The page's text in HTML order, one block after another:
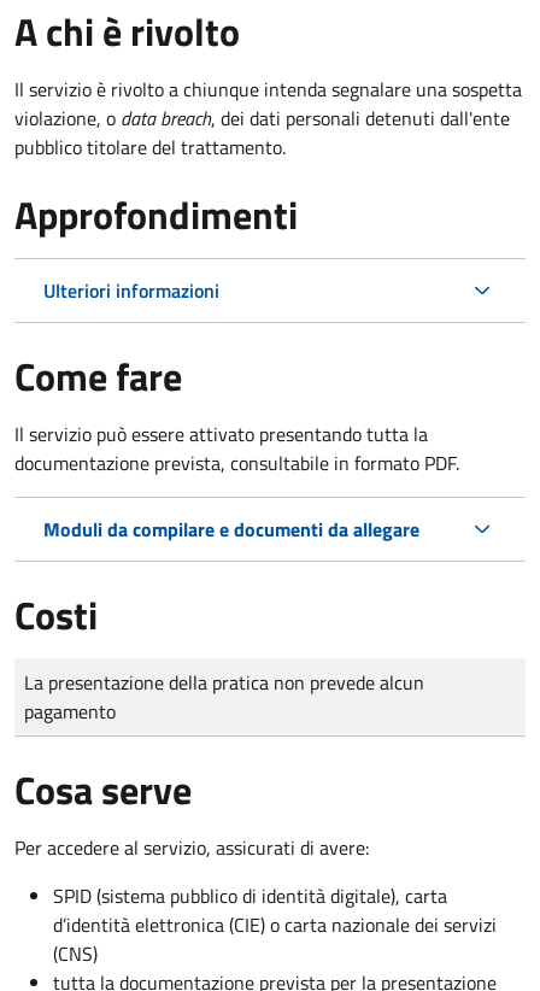
A chi è rivolto
Il servizio è rivolto a chiunque intenda segnalare una sospetta
violazione, o data breach, dei dati personali detenuti dall'ente
pubblico titolare del trattamento.
Approfondimenti
Ulteriori informazioni
Come fare
Il servizio può essere attivato presentando tutta la
documentazione prevista, consultabile in formato PDF.
Moduli da compilare e documenti da allegare
Costi
Tipo di pagamento
Importo
La presentazione della pratica non prevede alcun
pagamento
Cosa serve
Per accedere al servizio, assicurati di avere:
SPID (sistema pubblico di identità digitale), carta
d’identità elettronica (CIE) o carta nazionale dei servizi
(CNS)
tutta la documentazione prevista per la presentazione